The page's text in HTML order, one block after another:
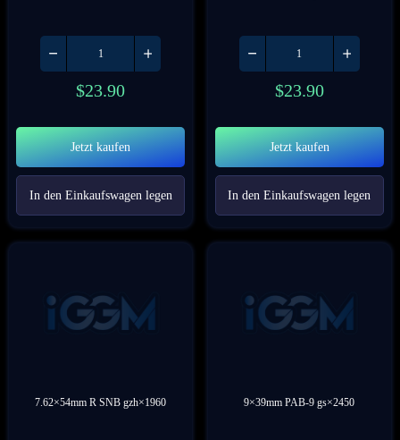
$23.90
Jetzt kaufen
In den Einkaufswagen legen
$23.90
Jetzt kaufen
In den Einkaufswagen legen
7.62×54mm R SNB gzh×1960 9×39mm PAB-9 gs×2450